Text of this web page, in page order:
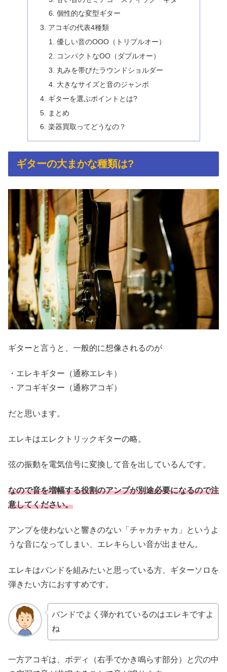
個性的な変型ギター
アコギの代表4種類
優しい音のOOO（トリプルオー）
コンパクトなOO（ダブルオー）
丸みを帯びたラウンドショルダー
大きなサイズと音のジャンボ
ギターを選ぶポイントとは?
まとめ
楽器買取ってどうなの？
ギターの大まかな種類は?
ギターと言うと、一般的に想像されるのが
・エレキギター（通称エレキ）
・アコギギター（通称アコギ）
だと思います。
エレキはエレクトリックギターの略。
弦の振動を電気信号に変換して音を出しているんです。
なので音を増幅する役割のアンプが別途必要になるので注
意してください。
アンプを使わないと響きのない「チャカチャカ」というよ
うな音になってしまい、エレキらしい音が出ません。
エレキはバンドを組みたいと思っている方、ギターソロを
弾きたい方におすすめです。
バンドでよく弾かれているのはエレキですよ
ね
一方アコギは、ボディ（右手でかき鳴らす部分）と穴の中